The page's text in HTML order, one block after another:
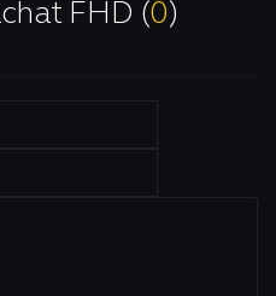
FHD (0 )